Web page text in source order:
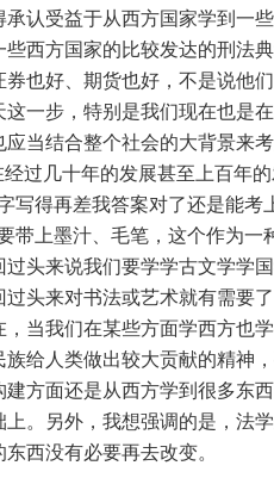
认受益于从西方国家学到一
西方国家的比较发达的刑法
也好、期货也好，不是说他
一步，特别是我们现在也是
当结合整个社会的大背景来考
过几十年的发展甚至上百年
写得再差我答案对了还是能考
带上墨汁、毛笔，这个作为一
头来说我们要学学古文学学
头来对书法或艺术就有需要
当我们在某些方面学西方也
给人类做出较大贡献的精神
方面还是从西方学到很多东
。另外，我想强调的是，法
西没有必要再去改变。